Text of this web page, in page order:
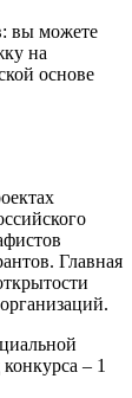
вы можете
на
основе
Главная
– 1